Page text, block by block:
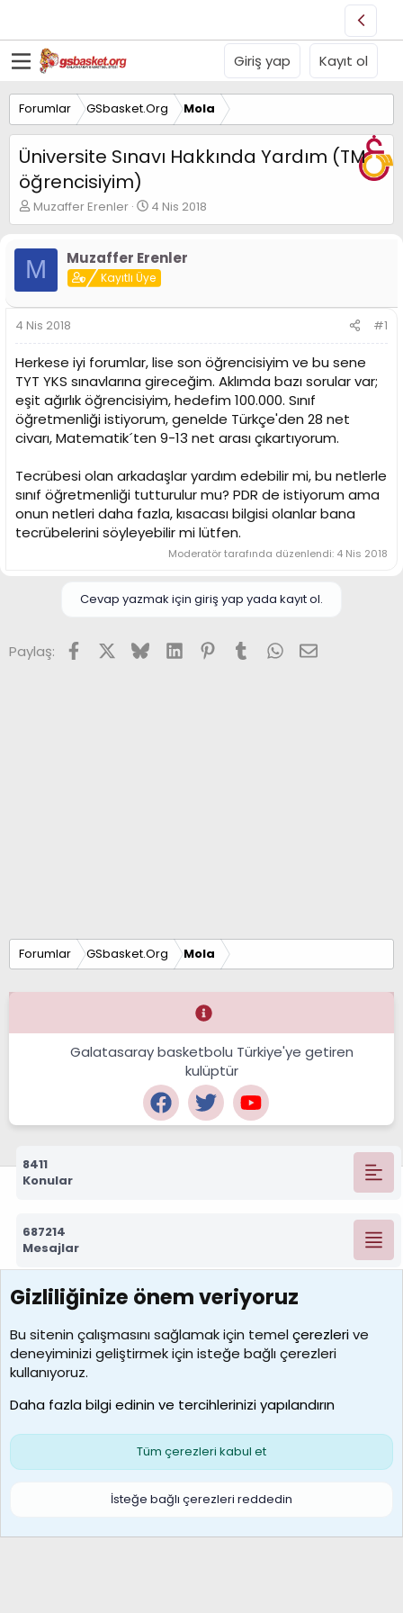
Giriş yap Kayıt ol
Forumlar GSbasket.Org Mola
Üniversite Sınavı Hakkında Yardım (TM
öğrencisiyim)
K
o
u
y
B
a
ş
a
t
a
n
Muzaffer Erenler
B
a
l
a
n
g
a
r
i
h
i
4 Nis 2018
M Muzaffer Erenler
Kayıtlı Üye
4 Nis 2018 #1
Herkese iyi forumlar, lise son öğrencisiyim ve bu sene
TYT YKS sınavlarına gireceğim. Aklımda bazı sorular var;
eşit ağırlık öğrencisiyim, hedefim 100.000. Sınıf
öğretmenliği istiyorum, genelde Türkçe'den 28 net
civarı, Matematik´ten 9-13 net arası çıkartıyorum.
Tecrübesi olan arkadaşlar yardım edebilir mi, bu netlerle
sınıf öğretmenliği tutturulur mu? PDR de istiyorum ama
onun netleri daha fazla, kısacası bilgisi olanlar bana
tecrübelerini söyleyebilir mi lütfen.
Moderatör tarafında düzenlendi: 4 Nis 2018
Cevap yazmak için giriş yap yada kayıt ol.
Paylaş: FacebookX (Twitter)
BlueskyLinkedInPinterest
TumblrWhatsApp
E-posta
Forumlar GSbasket.Org Mola
Galatasaray basketbolu Türkiye'ye getiren
kulüptür
8411
Konular
687214
Mesajlar
7388
Kullanıcılar
borabekirogluu
Son üye
Çerezler
S
Gizliliğinize önem veriyoruz
Bu sitenin çalışmasını sağlamak için temelçerezlerive
deneyiminizi geliştirmek için isteğe bağlı çerezleri
kullanıyoruz.
Daha fazla bilgi edinin ve tercihlerinizi yapılandırın
Tüm çerezleri kabul et
İsteğe bağlı çerezleri reddedin